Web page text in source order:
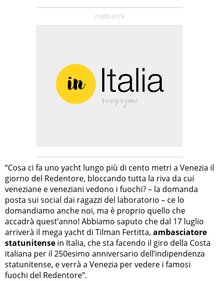
“Cosa ci fa uno yacht lungo più di cento metri a Venezia il
giorno del Redentore, bloccando tutta la riva da cui
veneziane e veneziani vedono i fuochi? – la domanda
posta sui social dai ragazzi del laboratorio – ce lo
domandiamo anche noi, ma è proprio quello che
accadrà quest’anno! Abbiamo saputo che dal 17 luglio
arriverà il mega yacht di Tilman Fertitta, ambasciatore
statunitense in Italia, che sta facendo il giro della Costa
italiana per il 250esimo anniversario dell’indipendenza
statunitense, e verrà a Venezia per vedere i famosi
fuochi del Redentore”.